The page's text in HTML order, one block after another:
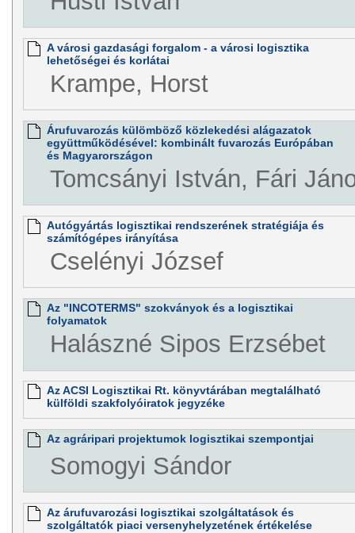
A városi gazdasági forgalom - a városi logisztika
lehetőségei és korlátai
Krampe, Horst
Árufuvarozás külömböző közlekedési alágazatok
együttműködésével: kombinált fuvarozás Európában
és Magyarországon
Tomcsányi István, Fári
Autógyártás logisztikai rendszerének stratégiája és
számítógépes irányítása
Cselényi József
Az "INCOTERMS" szokványok és a logisztikai
folyamatok
Halászné Sipos Erzsébet
Az ACSI Logisztikai Rt. könyvtárában megtalálható
külföldi szakfolyóiratok jegyzéke
Az agráripari projektumok logisztikai szempontjai
Somogyi Sándor
Az árufuvarozási logisztikai szolgáltatások és
szolgáltatók piaci versenyhelyzetének értékelése